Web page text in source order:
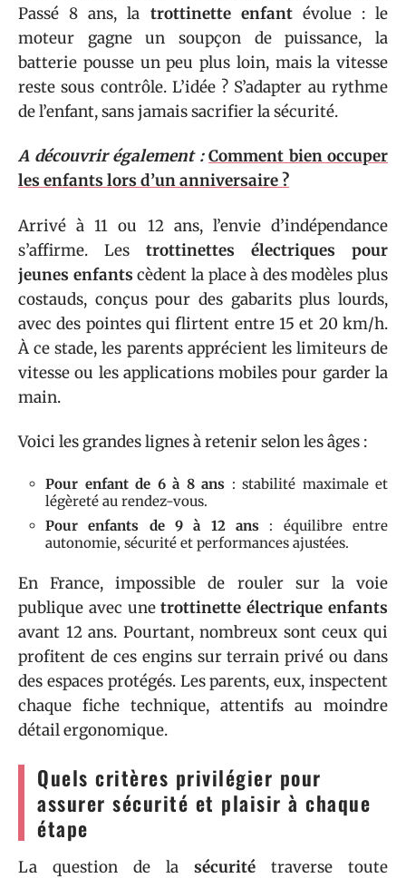
Passé 8 ans, la trottinette enfantévolue : le
moteur gagne un soupçon de puissance, la
batterie pousse un peu plus loin, mais la vitesse
reste sous contrôle. L’idée ? S’adapter au rythme
de l’enfant, sans jamais sacrifier la sécurité.
A découvrir également : Comment bien occuper
les enfants lors d’un anniversaire ?
Arrivé à 11 ou 12 ans, l’envie d’indépendance
s’affirme. Les trottinettes électriques pour
jeunes enfants cèdent la place à des modèles plus
costauds, conçus pour des gabarits plus lourds,
avec des pointes qui flirtent entre 15 et 20 km/h.
À ce stade, les parents apprécient les limiteurs de
vitesse ou les applications mobiles pour garder la
main.
Voici les grandes lignes à retenir selon les âges :
Pour enfant de 6 à 8 ans : stabilité maximale et
légèreté au rendez-vous.
Pour enfants de 9 à 12 ans : équilibre entre
autonomie, sécurité et performances ajustées.
En France, impossible de rouler sur la voie
publique avec unetrottinette électrique enfants
avant 12 ans. Pourtant, nombreux sont ceux qui
profitent de ces engins sur terrain privé ou dans
des espaces protégés. Les parents, eux, inspectent
chaque fiche technique, attentifs au moindre
détail ergonomique.
Quels critères privilégier pour
assurer sécurité et plaisir à chaque
étape
La question de la sécurité traverse toute